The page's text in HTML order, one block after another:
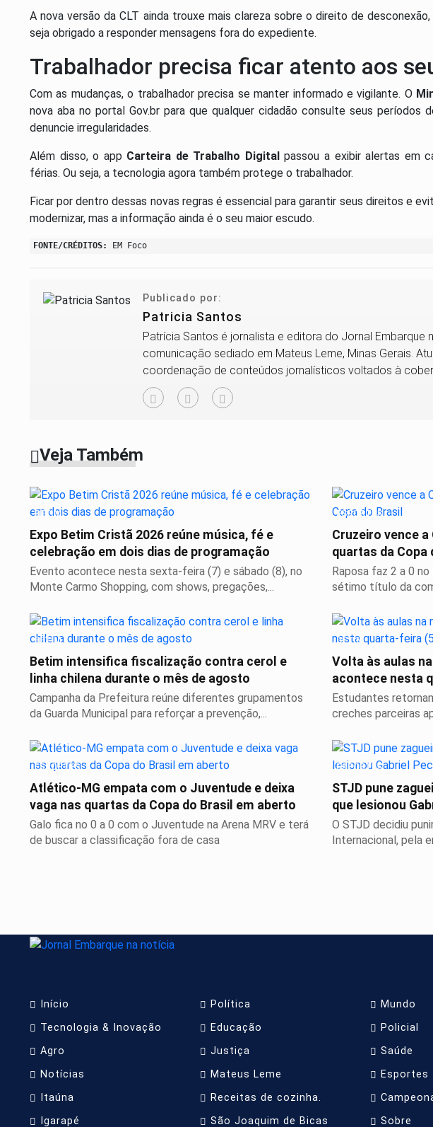
A nova versão da CLT ainda trouxe mais clareza sobre o direito de
seja obrigado a responder mensagens fora do expediente.
Trabalhador precisa ficar atento aos
Com as mudanças, o trabalhador precisa se manter informado e vigilante. O
nova aba no portal Gov.br para que qualquer cidadão consulte seus períodos
denuncie irregularidades.
Além disso, o app Carteira de Trabalho Digitalpassou a exibir alertas em
férias. Ou seja, a tecnologia agora também protege o trabalhador.
Ficar por dentro dessas novas regras é essencial para garantir seus direitos e
modernizar, mas a informação ainda é o seu maior escudo.
FONTE/CRÉDITOS: EM Foco
Publicado por:
Patricia Santos
Patrícia Santos é jornalista e editora do Jornal Embarque
comunicação sediado em Mateus Leme, Minas Gerais.
coordenação de conteúdos jornalísticos voltados à
locais,...
Veja Também
BETIM
Expo Betim Cristã 2026 reúne música, fé e
celebração em dois dias de programação
Evento acontece nesta sexta-feira (7) e sábado (8), no
Monte Carmo Shopping, com shows, pregações,...
ESPORTES
Cruzeiro vence a
quartas da Copa
Raposa faz 2 a 0
sétimo título da
BETIM
Betim intensifica fiscalização contra cerol e
linha chilena durante o mês de agosto
Campanha da Prefeitura reúne diferentes grupamentos
da Guarda Municipal para reforçar a prevenção,...
BETIM
Volta às aulas
acontece nesta
Estudantes
creches parceiras
ESPORTES
Atlético-MG empata com o Juventude e deixa
vaga nas quartas da Copa do Brasil em aberto
Galo fica no 0 a 0 com o Juventude na Arena MRV e terá
de buscar a classificação fora de casa
ESPORTES
STJD pune
que lesionou
O STJD decidiu
Internacional, pela
Início Política Mundo
Tecnologia & Inovação
Educação Policial
Agro
Justiça Saúde
Notícias
Mateus Leme Esportes
Itaúna
Receitas de cozinha.
Igarapé
São Joaquim de Bicas Sobre